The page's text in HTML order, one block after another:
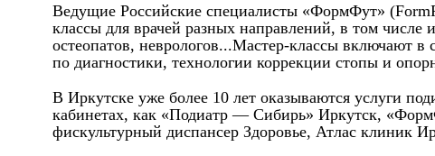
Ведущие Российские специалисты «ФормФут»
классы для врачей разных направлений, в том
остеопатов, неврологов...Мастер-классы включают
по диагностики, технологии коррекции стопы и
В Иркутске уже более 10 лет оказываются услуги
кабинетах, как «Подиатр — Сибирь» Иркутск,
фискультурный диспансер Здоровье, Атлас клиник